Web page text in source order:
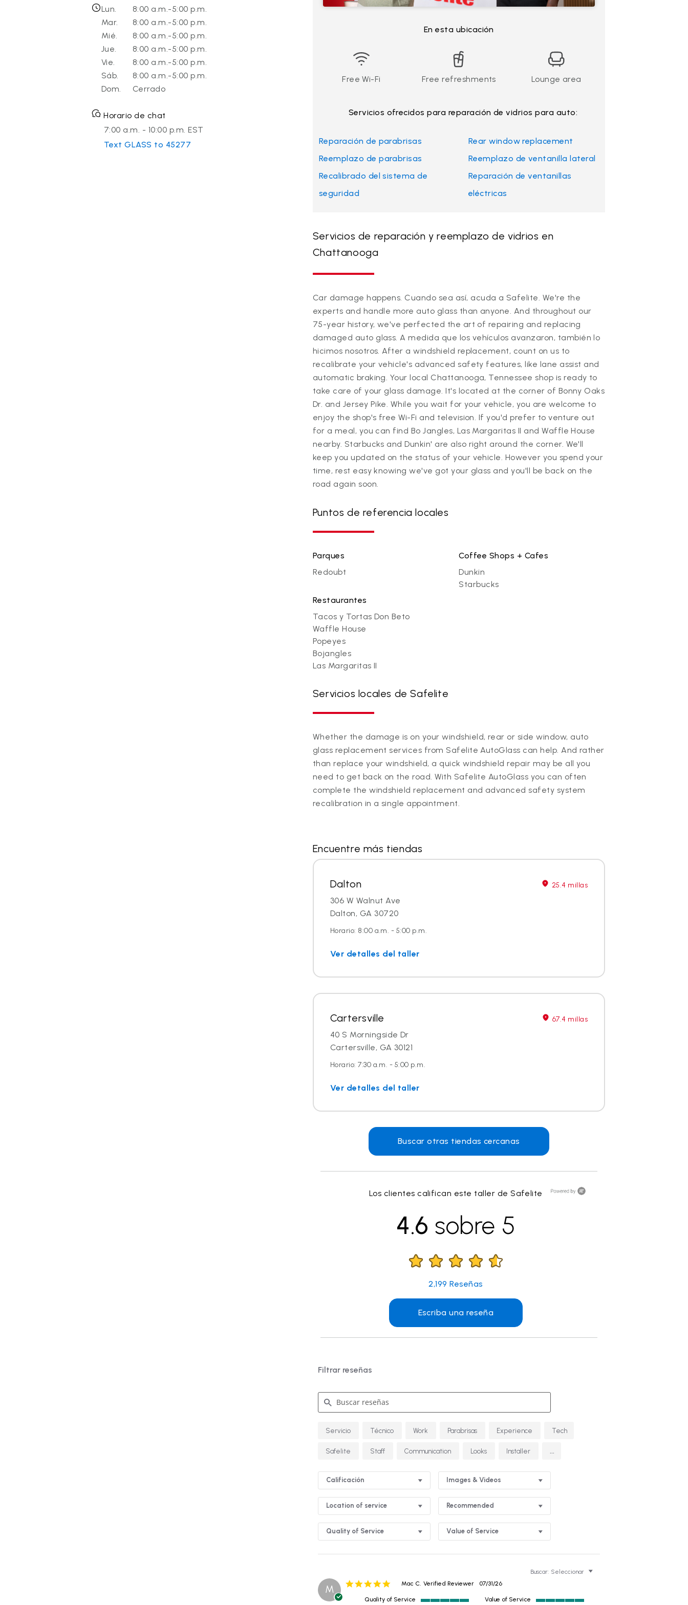
Lun.
8:00 a.m.-5:00 p.m.
Mar.
8:00 a.m.-5:00 p.m.
Mié.
8:00 a.m.-5:00 p.m.
Jue.
8:00 a.m.-5:00 p.m.
Vie.
8:00 a.m.-5:00 p.m.
Sáb.
8:00 a.m.-5:00 p.m.
Dom.
Cerrado
Horario de chat
7:00 a.m. - 10:00 p.m. EST
Text GLASS to 45277
En esta ubicación
Free Wi-Fi Free refreshments Lounge area
Servicios ofrecidos para reparación de vidrios para auto:
Reparación de parabrisas
Reemplazo de parabrisas
Recalibrado del sistema de
seguridad
Rear window replacement
Reemplazo de ventanilla lateral
Reparación de ventanillas
eléctricas
Servicios de reparación y reemplazo de vidrios en
Chattanooga
Car damage happens. Cuando sea así, acuda a Safelite. We're the
experts and handle more auto glass than anyone. And throughout our
75-year history, we've perfected the art of repairing and replacing
damaged auto glass. A medida que los vehículos avanzaron, también lo
hicimos nosotros. After a windshield replacement, count on us to
recalibrate your vehicle's advanced safety features, like lane assist and
automatic braking. Your local Chattanooga, Tennessee shop is ready to
take care of your glass damage. It's located at the corner of Bonny Oaks
Dr. and Jersey Pike. While you wait for your vehicle, you are welcome to
enjoy the shop's free Wi-Fi and television. If you'd prefer to venture out
for a meal, you can find Bo Jangles, Las Margaritas II and Waffle House
nearby. Starbucks and Dunkin' are also right around the corner. We'll
keep you updated on the status of your vehicle. However you spend your
time, rest easy knowing we've got your glass and you'll be back on the
road again soon.
Puntos de referencia locales
Parques
Redoubt
Restaurantes
Tacos y Tortas Don Beto
Waffle House
Popeyes
Bojangles
Las Margaritas II
Coffee Shops + Cafes
Dunkin
Starbucks
Servicios locales de Safelite
Whether the damage is on your windshield, rear or side window, auto
glass replacement services from Safelite AutoGlass can help. And rather
than replace your windshield, a quick windshield repair may be all you
need to get back on the road. With Safelite AutoGlass you can often
complete the windshield replacement and advanced safety system
recalibration in a single appointment.
Encuentre más tiendas
Dalton 25.4 millas
306 W Walnut Ave
Dalton, GA 30720
Horario: 8:00 a.m. - 5:00 p.m.
Ver detalles del taller
Cartersville 67.4 millas
40 S Morningside Dr
Cartersville, GA 30121
Horario: 7:30 a.m. - 5:00 p.m.
Ver detalles del taller
Buscar otras tiendas cercanas
Los clientes califican este taller de Safelite
4.6 sobre 5
2,199 Reseñas
Escriba una reseña
Filtrar reseñas
Buscar
reseñas
Servicio Técnico Work Parabrisas Experience Tech
Safelite Staff Communication Looks Installer ...
Calificación Images & Videos
Location of service Recommended
Quality of Service Value of Service
Buscar: Seleccionar
M Mac C. Verified Reviewer
5.0
rating
07/31/26
Quality of Service Value of Service